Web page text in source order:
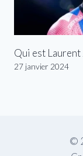
Qui est Laurent
27 janvier 2024
©